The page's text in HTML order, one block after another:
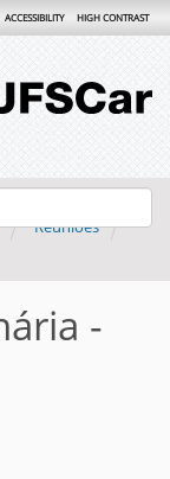
ACCESSIBILITY HIGH CONTRAST
Reuniões
-